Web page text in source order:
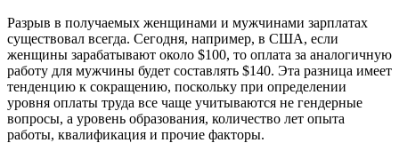
Разрыв в получаемых женщинами и мужчинами зарплатах
существовал всегда. Сегодня, например, в США, если
женщины зарабатывают около $100, то оплата за аналогичную
работу для мужчины будет составлять $140. Эта разница имеет
тенденцию к сокращению, поскольку при определении
уровня оплаты труда все чаще учитываются не гендерные
вопросы, а уровень образования, количество лет опыта
работы, квалификация и прочие факторы.